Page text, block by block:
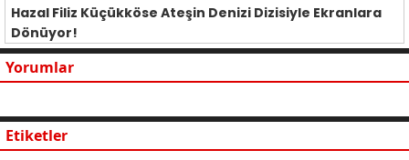
Hazal Filiz Küçükköse Ateşin Denizi Dizisiyle Ekranlara
Dönüyor!
Yorumlar
Etiketler